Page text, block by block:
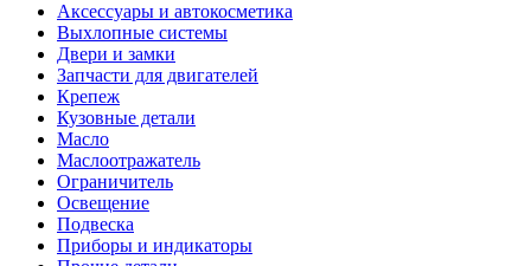
Аксессуары и автокосметика
Выхлопные системы
Двери и замки
Запчасти для двигателей
Крепеж
Кузовные детали
Масло
Маслоотражатель
Ограничитель
Освещение
Подвеска
Приборы и индикаторы